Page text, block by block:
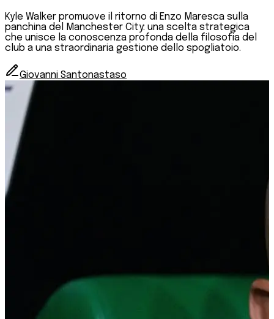
Kyle Walker promuove il ritorno di Enzo Maresca sulla
panchina del Manchester City: una scelta strategica
che unisce la conoscenza profonda della filosofia del
club a una straordinaria gestione dello spogliatoio.
Giovanni Santonastaso